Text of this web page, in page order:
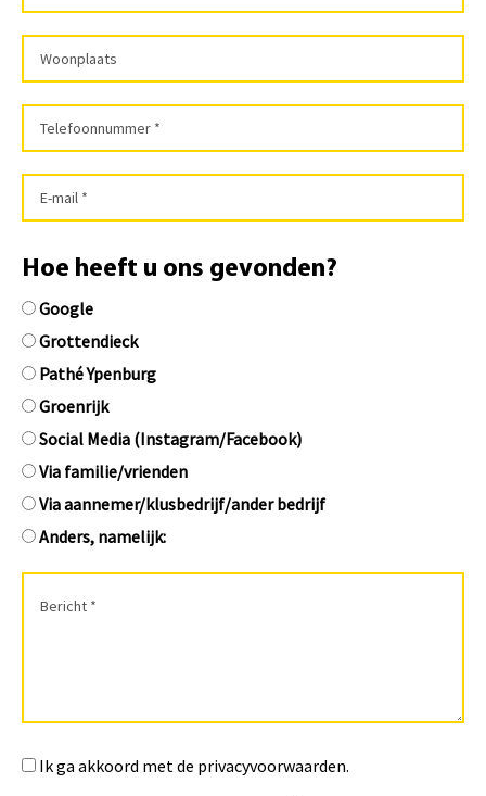
Hoe heeft u ons gevonden?
Google
Grottendieck
Pathé Ypenburg
Groenrijk
Social Media (Instagram/Facebook)
Via familie/vrienden
Via aannemer/klusbedrijf/ander bedrijf
Anders, namelijk:
Ik ga akkoord met de privacyvoorwaarden.